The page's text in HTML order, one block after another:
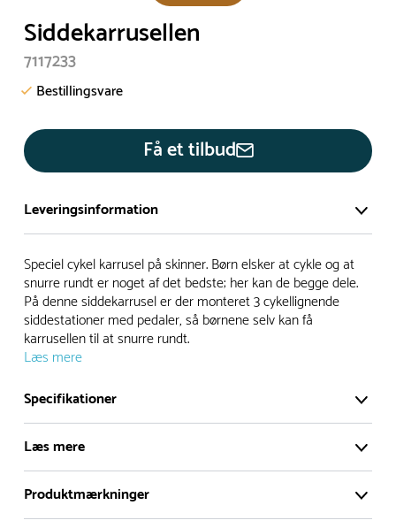
Siddekarrusellen
7117233
Bestillingsvare
Få et tilbud
Leveringsinformation
Vi har et stort og effektivt lager på ca. 6.000 kvadratmeter
med mere end 5.000 forskellige produkter på hylderne til
omgående levering.
- Leveringstiden på lagervarer er i Danmark normalt 1-3
hverdage
- Leveringstiden på specialvarer og bestillingsvarer oplyses
ved bestilling
- I tilfælde af restordre vil kundeservice kontakte dig via e-
mail eller telefon med information om forventet
leveringstidspunkt
Speciel cykel karrusel på skinner. Børn elsker at cykle og at
snurre rundt er noget af det bedste; her kan de begge dele.
På denne siddekarrusel er der monteret 3 cykellignende
siddestationer med pedaler, så børnene selv kan få
karrusellen til at snurre rundt.
Læs mere
Specifikationer
Læs mere
Speciel cykel karrusel på skinner. Børn elsker at
Produktmærkninger